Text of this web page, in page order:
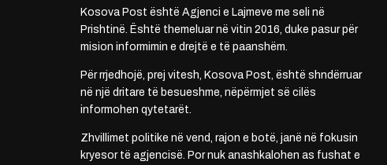
Kosova Post është Agjenci e Lajmeve me seli në
Prishtinë. Është themeluar në vitin 2016, duke pasur për
mision informimin e drejtë e të paanshëm.
Për rrjedhojë, prej vitesh, Kosova Post, është shndërruar
në një dritare të besueshme, nëpërmjet së cilës
informohen qytetarët.
Zhvillimet politike në vend, rajon e botë, janë në fokusin
kryesor të agjencisë. Por nuk anashkalohen as fushat e